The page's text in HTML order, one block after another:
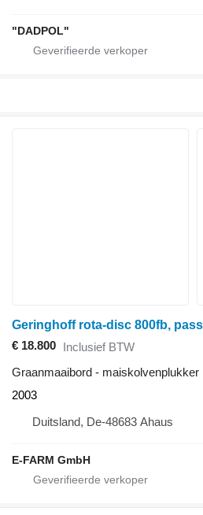
"DADPOL"
Geringhoff rota-disc 800fb,
€ 18.800 Inclusief BTW
Graanmaaibord - maiskolvenplukker
2003
Duitsland, De-48683 Ahaus
E-FARM GmbH